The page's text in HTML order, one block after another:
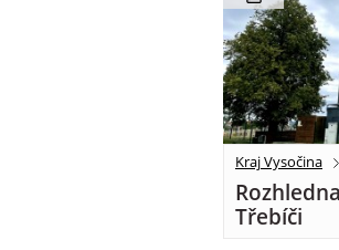
Kraj Vysočina
Třebíči